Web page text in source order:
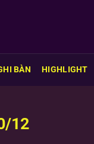
BÀN HIGHLIGHT
12